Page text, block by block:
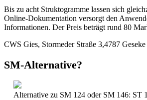
Bis zu acht Struktogramme lassen sich
Online-Dokumentation versorgt den
Informationen. Der Preis beträgt rund 80
CWS Gies, Stormeder Straße 3,4787 Geseke
SM-Alternative?
Alternative zu SM 124 oder SM 146: ST